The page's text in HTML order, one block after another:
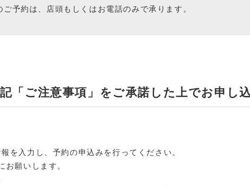
予約は、店頭もしくはお電話のみで承ります。
「ご注意事項」をご承諾した上でお申し
を入力し、予約の申込みを行ってください。
お願いします。